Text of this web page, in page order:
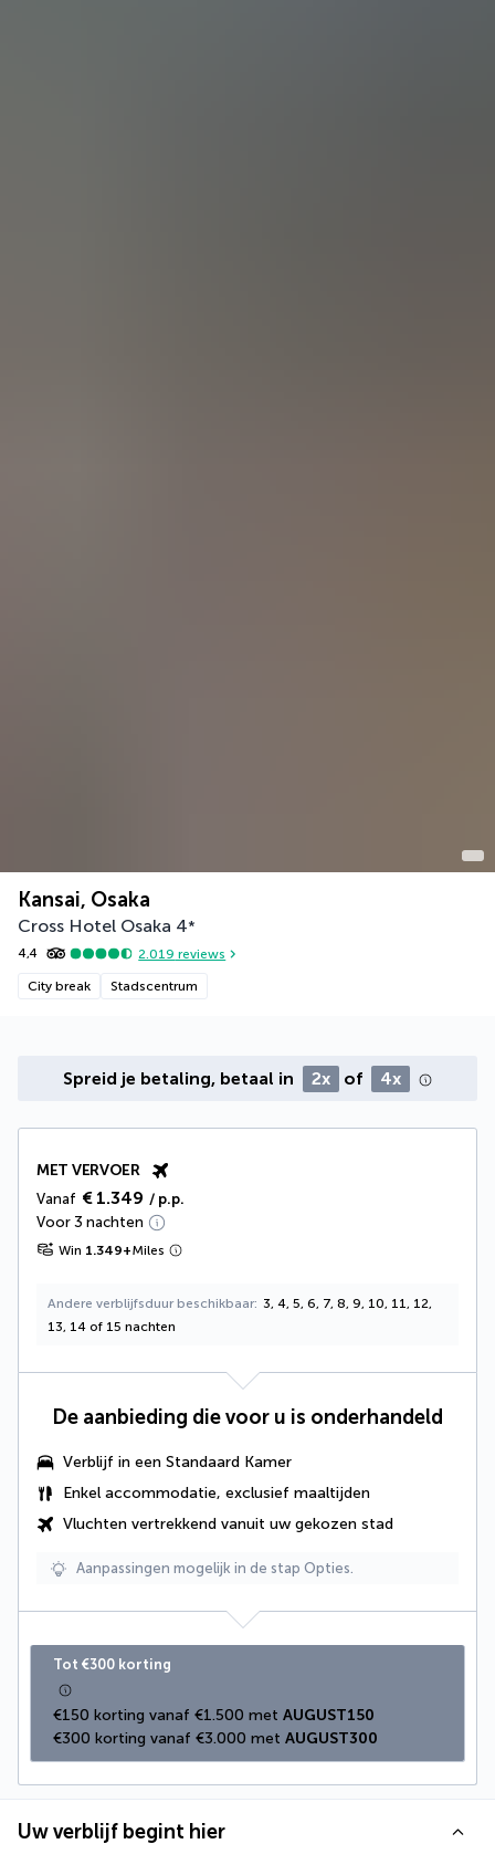
Kansai, Osaka
Cross Hotel Osaka 4*
4,4 2.019 reviews
City break Stadscentrum
Spreid je betaling, betaal in 2x of 4x
MET VERVOER
Vanaf € 1.349 / p.p.
Voor 3 nachten
Win 1.349+Miles
Andere verblijfsduur beschikbaar 3, 4, 5, 6, 7, 8, 9, 10, 11, 12,
13, 14 of 15 nachten
De aanbieding die voor u is onderhandeld
Verblijf in een Standaard Kamer
Enkel accommodatie, exclusief maaltijden
Vluchten vertrekkend vanuit uw gekozen stad
Aanpassingen mogelijk in de stap Opties.
Tot €300 korting
€150 korting vanaf €1.500 met AUGUST150
€300 korting vanaf €3.000 met AUGUST300
Uw verblijf begint hier